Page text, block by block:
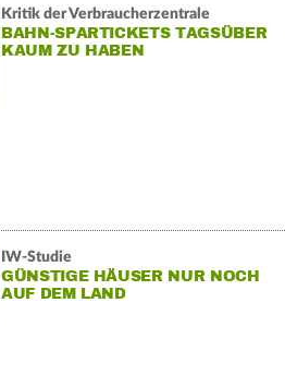
Kritik der Verbraucherzentrale
BAHN-SPARTICKETS TAGSÜBER
KAUM ZU HABEN
IW-Studie
GÜNSTIGE HÄUSER NUR NOCH
AUF DEM LAND